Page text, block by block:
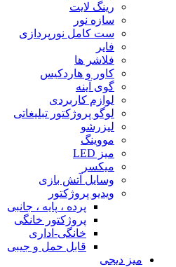
رینگ لایت
سازه نور
ست کامل نورپردازی
فایر
فلاشر ها
کاور و هاردکیس
گوی آینه
لوازم کاربردی
لوگو پروژکتور تبلیغاتی
لیزرشو
مووینگ
میز LED
میکسر
وسایل آتش بازی
ویدیو پروژکتور
پرده ، پایه ، جانبی
پروژکتور خانگی
خانگی-اداری
قابل حمل و جیبی
میز دیجی